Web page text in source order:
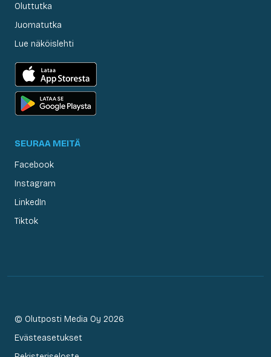
Oluttutka
Juomatutka
Lue näköislehti
SEURAA MEITÄ
Facebook
Instagram
LinkedIn
Tiktok
© Olutposti Media Oy 2026
Evästeasetukset